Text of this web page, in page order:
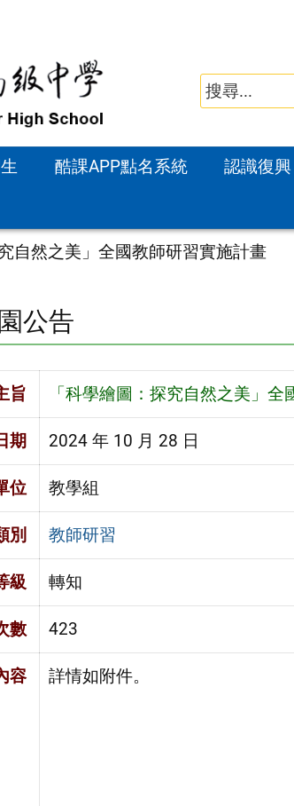
酷課APP點名系統 認識復興
自然之美」全國教師研習實施計畫
公告
旨 「科學繪圖：探究自然之美」
期 2024 年 10 月 28 日
位 教學組
別 教師研習
級 轉知
數 423
容 詳情如附件。